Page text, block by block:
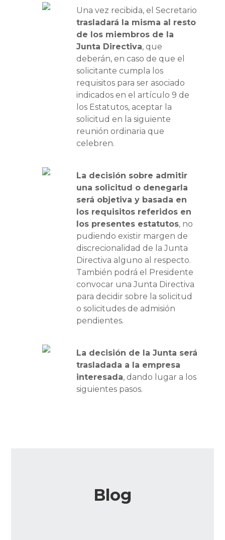
Una vez recibida, el Secretario
trasladará la misma al resto
de los miembros de la
Junta Directiva, que
deberán, en caso de que el
solicitante cumpla los
requisitos para ser asociado
indicados en el artículo 9 de
los Estatutos, aceptar la
solicitud en la siguiente
reunión ordinaria que
celebren.
La decisión sobre admitir
una solicitud o denegarla
será objetiva y basada en
los requisitos referidos en
los presentes estatutos, no
pudiendo existir margen de
discrecionalidad de la Junta
Directiva alguno al respecto.
También podrá el Presidente
convocar una Junta Directiva
para decidir sobre la solicitud
o solicitudes de admisión
pendientes.
La decisión de la Junta será
trasladada a la empresa
interesada, dando lugar a los
siguientes pasos.
Blog